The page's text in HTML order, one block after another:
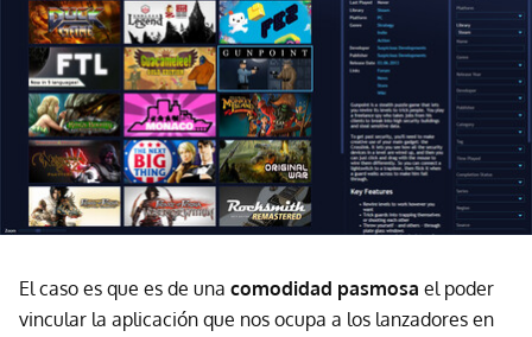
El caso es que es de una comodidad pasmosa el poder
vincular la aplicación que nos ocupa a los lanzadores en